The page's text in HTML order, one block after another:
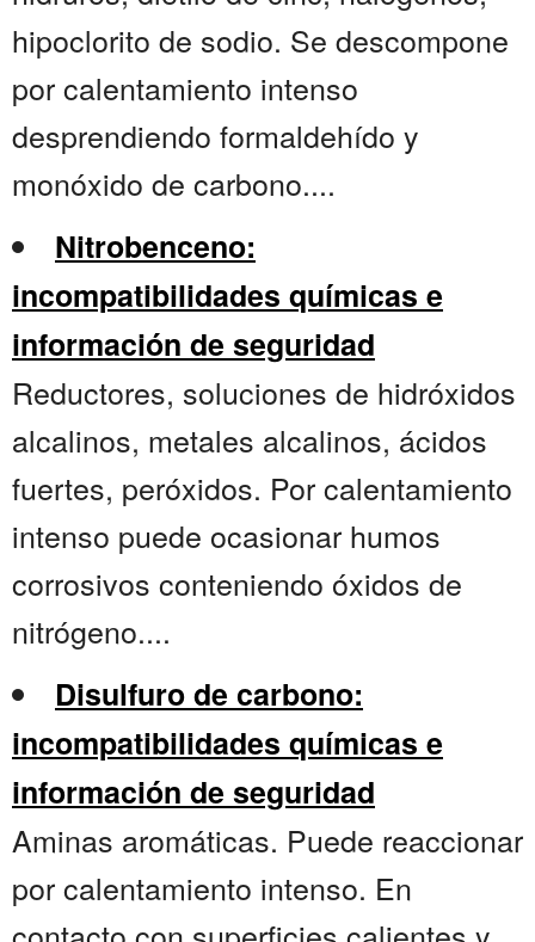
hipoclorito de sodio. Se descompone
por calentamiento intenso
desprendiendo formaldehído y
monóxido de carbono....
Nitrobenceno:
incompatibilidades químicas e
información de seguridad
Reductores, soluciones de hidróxidos
alcalinos, metales alcalinos, ácidos
fuertes, peróxidos. Por calentamiento
intenso puede ocasionar humos
corrosivos conteniendo óxidos de
nitrógeno....
Disulfuro de carbono:
incompatibilidades químicas e
información de seguridad
Aminas aromáticas. Puede reaccionar
por calentamiento intenso. En